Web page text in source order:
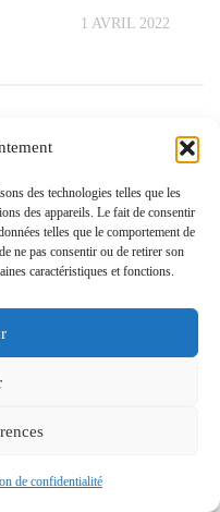
des technologies telles que les
des appareils. Le fait de consentir
telles que le comportement de
ne pas consentir ou de retirer son
caractéristiques et fonctions.
de confidentialité
1 AVRIL 2022
0
à 16 h 26 min
te revoir, je regrette presque de
je crois bien que la « gente
ma copine pay­sanne Léo qui
toute l’Aude ;-).